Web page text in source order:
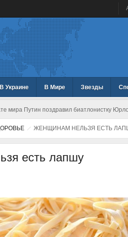
В Украине В Мире Звезды
мира Путин поздравил биатлонистку
ЖЕНЩИНАМ НЕЛЬЗЯ ЕСТЬ
есть лапшу